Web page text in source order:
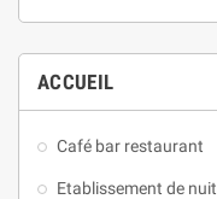
ACCUEIL
Café bar restaurant
Etablissement de nuit